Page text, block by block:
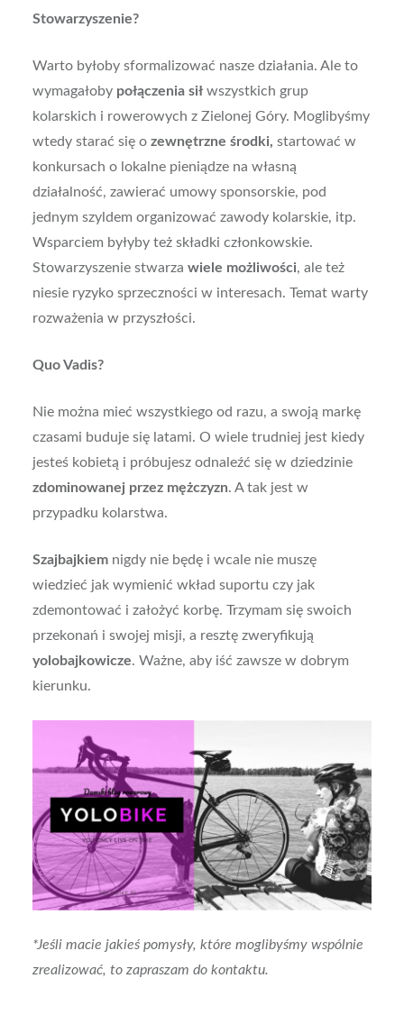
Stowarzyszenie?
Warto byłoby sformalizować nasze działania. Ale to
wymagałoby połączenia siłwszystkich grup
kolarskich i rowerowych z Zielonej Góry. Moglibyśmy
wtedy starać się ozewnętrzne środki, startować w
konkursach o lokalne pieniądze na własną
działalność, zawierać umowy sponsorskie, pod
jednym szyldem organizować zawody kolarskie, itp.
Wsparciem byłyby też składki członkowskie.
Stowarzyszenie stwarza wiele możliwości, ale też
niesie ryzyko sprzeczności w interesach. Temat warty
rozważenia w przyszłości.
Quo Vadis?
Nie można mieć wszystkiego od razu, a swoją markę
czasami buduje się latami. O wiele trudniej jest kiedy
jesteś kobietą i próbujesz odnaleźć się w dziedzinie
zdominowanej przez mężczyzn. A tak jest w
przypadku kolarstwa.
Szajbajkiemnigdy nie będę i wcale nie muszę
wiedzieć jak wymienić wkład suportu czy jak
zdemontować i założyć korbę. Trzymam się swoich
przekonań i swojej misji, a resztę zweryfikują
yolobajkowicze. Ważne, aby iść zawsze w dobrym
kierunku.
*Jeśli macie jakieś pomysły, które moglibyśmy wspólnie
zrealizować, to zapraszam do kontaktu.